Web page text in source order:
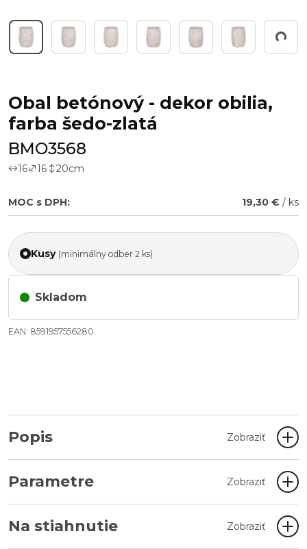
Working...
Obal betónový - dekor obilia,
farba šedo-zlatá
BMO3568
16 16 20cm
MOC s DPH: 19,30 € / ks
Kusy (minimálny odber 2 ks)
Skladom
EAN: 8591957556280
Popis Zobraziť
Parametre Zobraziť
Na stiahnutie Zobraziť